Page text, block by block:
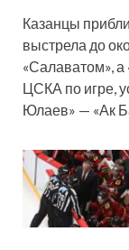
Казанцы
выстрела до
«Салаватом», а
ЦСКА по игре,
Юлаев» — «Ак